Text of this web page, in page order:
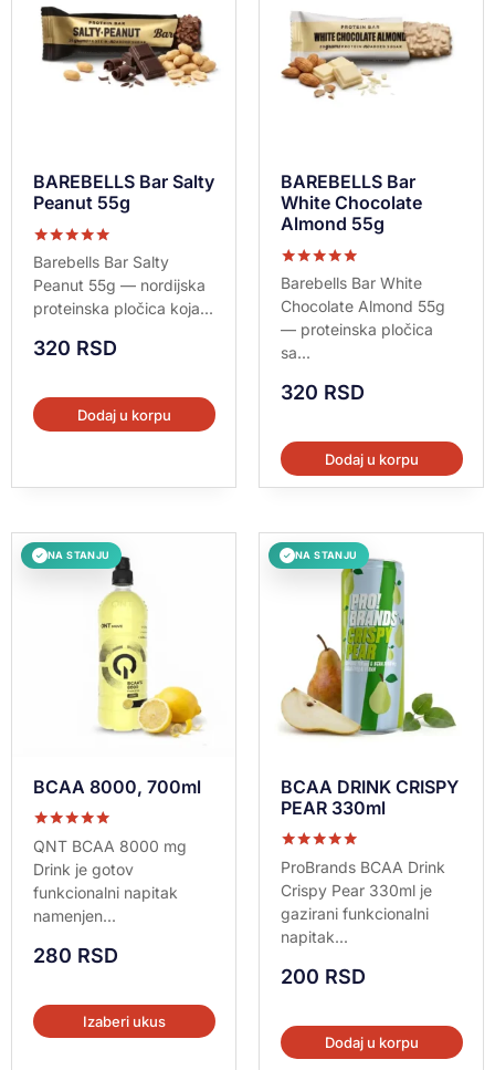
BAREBELLS Bar Salty
Peanut 55g
Ocenjeno sa
5.00
od 5
Barebells Bar Salty
Peanut 55g — nordijska
proteinska pločica koja...
320 RSD
Dodaj u korpu
BAREBELLS Bar
White Chocolate
Almond 55g
Ocenjeno sa
5.00
od 5
Barebells Bar White
Chocolate Almond 55g
— proteinska pločica
sa...
320 RSD
Dodaj u korpu
✓ NA STANJU
BCAA 8000, 700ml
Ocenjeno sa
5.00
od 5
QNT BCAA 8000 mg
Drink je gotov
funkcionalni napitak
namenjen...
280 RSD
Izaberi ukus
✓ NA STANJU
BCAA DRINK CRISPY
PEAR 330ml
Ocenjeno sa
5.00
od 5
ProBrands BCAA Drink
Crispy Pear 330ml je
gazirani funkcionalni
napitak...
200 RSD
Dodaj u korpu